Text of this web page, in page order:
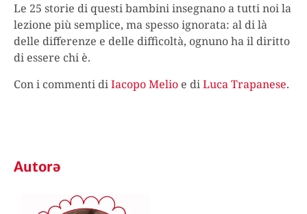
Le 25 storie di questi bambini insegnano a tutti noi la
lezione più semplice, ma spesso ignorata: al di là
delle differenze e delle difficoltà, ognuno ha il diritto
di essere chi è.
Con i commenti diIacopo Melio e diLuca Trapanese.
Autorə